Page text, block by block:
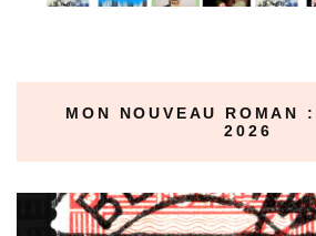
MON NOUVEAU ROMAN
2026